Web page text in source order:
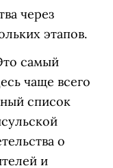
через
этапов.
самый
чаще всего
список
о
и